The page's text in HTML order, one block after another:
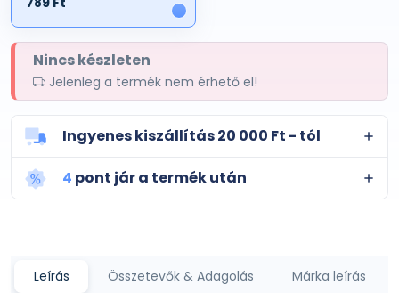
1
Nincs készleten
Jelenleg a termék nem érhető el!
Ingyenes kiszállítás 20 000 Ft - tól
4 pont jár a termék után
Leírás Összetevők & Adagolás
Márka leírás